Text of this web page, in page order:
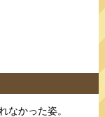
なかった姿。